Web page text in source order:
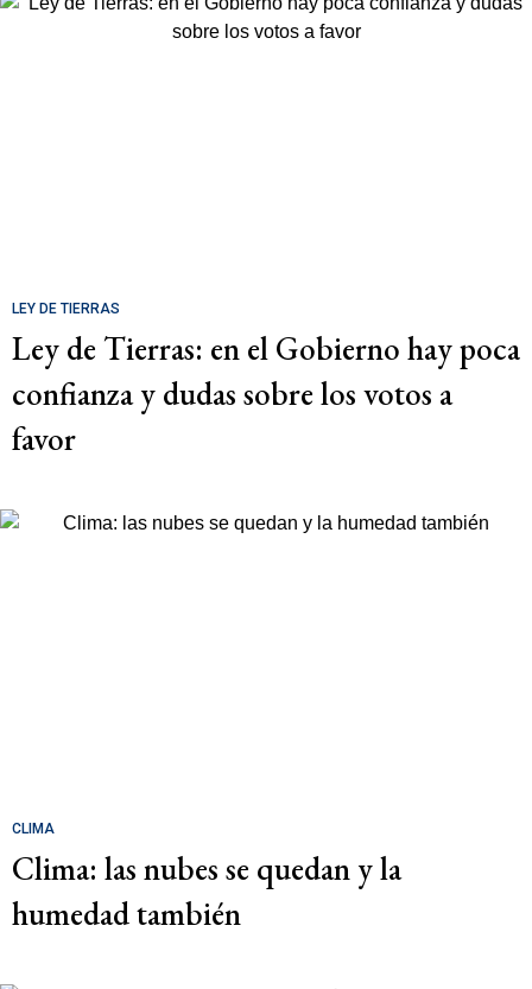
LEY DE TIERRAS
Ley de Tierras: en el Gobierno hay poca
confianza y dudas sobre los votos a
favor
CLIMA
Clima: las nubes se quedan y la
humedad también